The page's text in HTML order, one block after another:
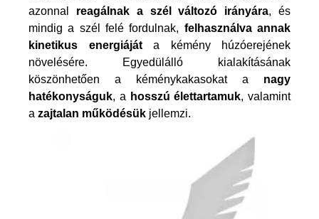
azonnal reagálnak a szél változó irányára, és
mindig a szél felé fordulnak, felhasználva annak
kinetikus energiájáta kémény húzóerejének
növelésére. Egyedülálló kialakításának
köszönhetően a kéménykakasokat a nagy
hatékonyságuk, a hosszú élettartamuk, valamint
a zajtalan működésük jellemzi.